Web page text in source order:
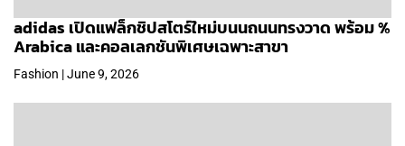
adidas เปิดแฟล็กชิปสโตร์ใหม่บนนถนนทรงวาด พร้อม %
Arabica และคอลเลกชันพิเศษเฉพาะสาขา
Fashion | June 9, 2026